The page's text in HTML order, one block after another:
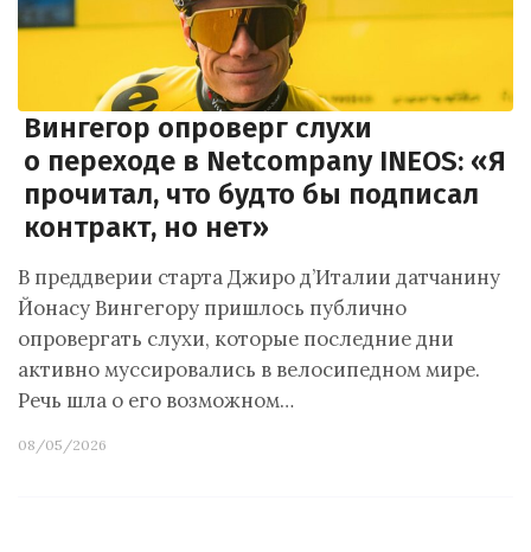
Вингегор опроверг слухи
о переходе в Netcompany INEOS: «Я
прочитал, что будто бы подписал
контракт, но нет»
В преддверии старта Джиро д’Италии датчанину
Йонасу Вингегору пришлось публично
опровергать слухи, которые последние дни
активно муссировались в велосипедном мире.
Речь шла о его возможном…
08/05/2026